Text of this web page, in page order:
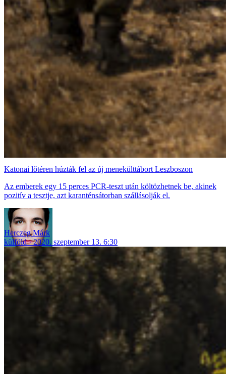
Katonai lőtéren húzták fel az új menekülttábort Leszboszon
Az emberek egy 15 perces PCR-teszt után költözhetnek be, akinek
pozitív a tesztje, azt karanténsátorban szállásolják el.
Herczeg Márk
külföld
2020. szeptember 13. 6:30